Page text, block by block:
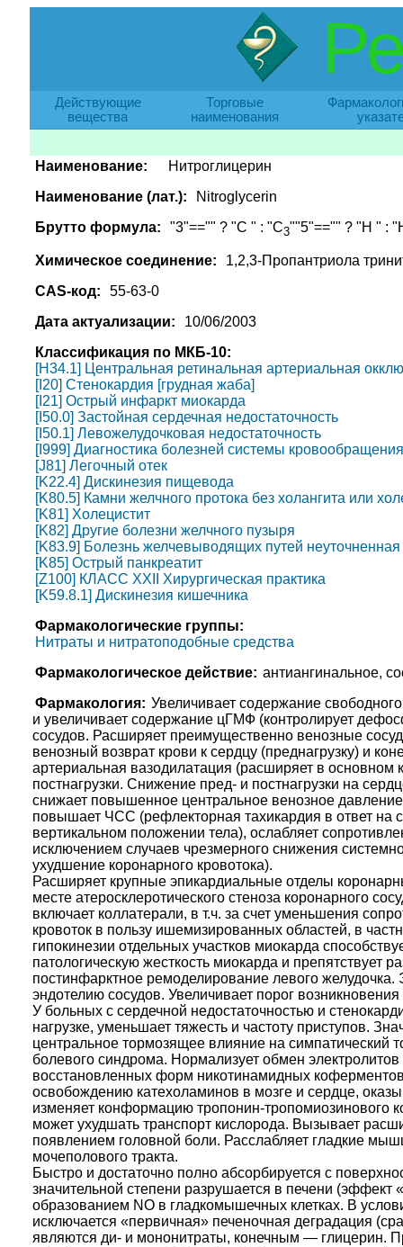
Действующие
вещества
Торговые
наименования
Наименование:
Нитроглицерин
Наименование (лат.):
Nitroglycerin
Брутто формула:
"3"=="" ? "C " : "C3""5"=="" ? "H " :
Химическое соединение:
1,2,3-Пропантриола
CAS-код:
55-63-0
Дата актуализации:
10/06/2003
Классификация по МКБ-10:
[H34.1] Центральная ретинальная артериальная
[I20] Стенокардия [грудная жаба]
[I21] Острый инфаркт миокарда
[I50.0] Застойная сердечная недостаточность
[I50.1] Левожелудочковая недостаточность
[I999] Диагностика болезней системы кровообращения
[J81] Легочный отек
[K22.4] Дискинезия пищевода
[K80.5] Камни желчного протока без холангита или
[K81] Холецистит
[K82] Другие болезни желчного пузыря
[K83.9] Болезнь желчевыводящих путей неуточненная
[K85] Острый панкреатит
[Z100] КЛАСС XXII Хирургическая практика
[K59.8.1] Дискинезия кишечника
Фармакологические группы:
Нитраты и нитратоподобные средства
Фармакологическое действие: антиангинальное,
Фармакология: Увеличивает содержание
и увеличивает содержание цГМФ (контролирует
сосудов. Расширяет преимущественно венозные
венозный возврат крови к сердцу (преднагрузку) и
артериальная вазодилатация (расширяет в
постнагрузки. Снижение пред- и постнагрузки на
снижает повышенное центральное венозное
повышает ЧСС (рефлекторная тахикардия в ответ
вертикальном положении тела), ослабляет
исключением случаев чрезмерного снижения
ухудшение коронарного кровотока).
Расширяет крупные эпикардиальные отделы
месте атеросклеротического стеноза коронарного
включает коллатерали, в т.ч. за счет уменьшения
кровоток в пользу ишемизированных областей, в
гипокинезии отдельных участков миокарда
патологическую жесткость миокарда и
постинфарктное ремоделирование левого
эндотелию сосудов. Увеличивает порог
У больных с сердечной недостаточностью и
нагрузке, уменьшает тяжесть и частоту приступов.
центральное тормозящее влияние на симпатический
болевого синдрома. Нормализует обмен
восстановленных форм никотинамидных
освобождению катехоламинов в мозге и сердце,
изменяет конформацию тропонин-тропомиозинового
может ухудшать транспорт кислорода. Вызывает
появлением головной боли. Расслабляет гладкие
мочеполового тракта.
Быстро и достаточно полно абсорбируется с
значительной степени разрушается в печени
образованием NO в гладкомышечных клетках. В
исключается «первичная» печеночная деградация
являются ди- и мононитраты, конечным — глицерин.